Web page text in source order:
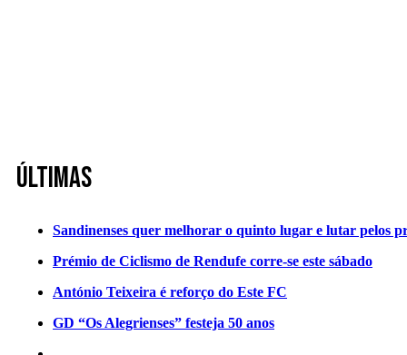
Últimas
Sandinenses quer melhorar o quinto lugar e lutar pelos
Prémio de Ciclismo de Rendufe corre-se este sábado
António Teixeira é reforço do Este FC
GD “Os Alegrienses” festeja 50 anos